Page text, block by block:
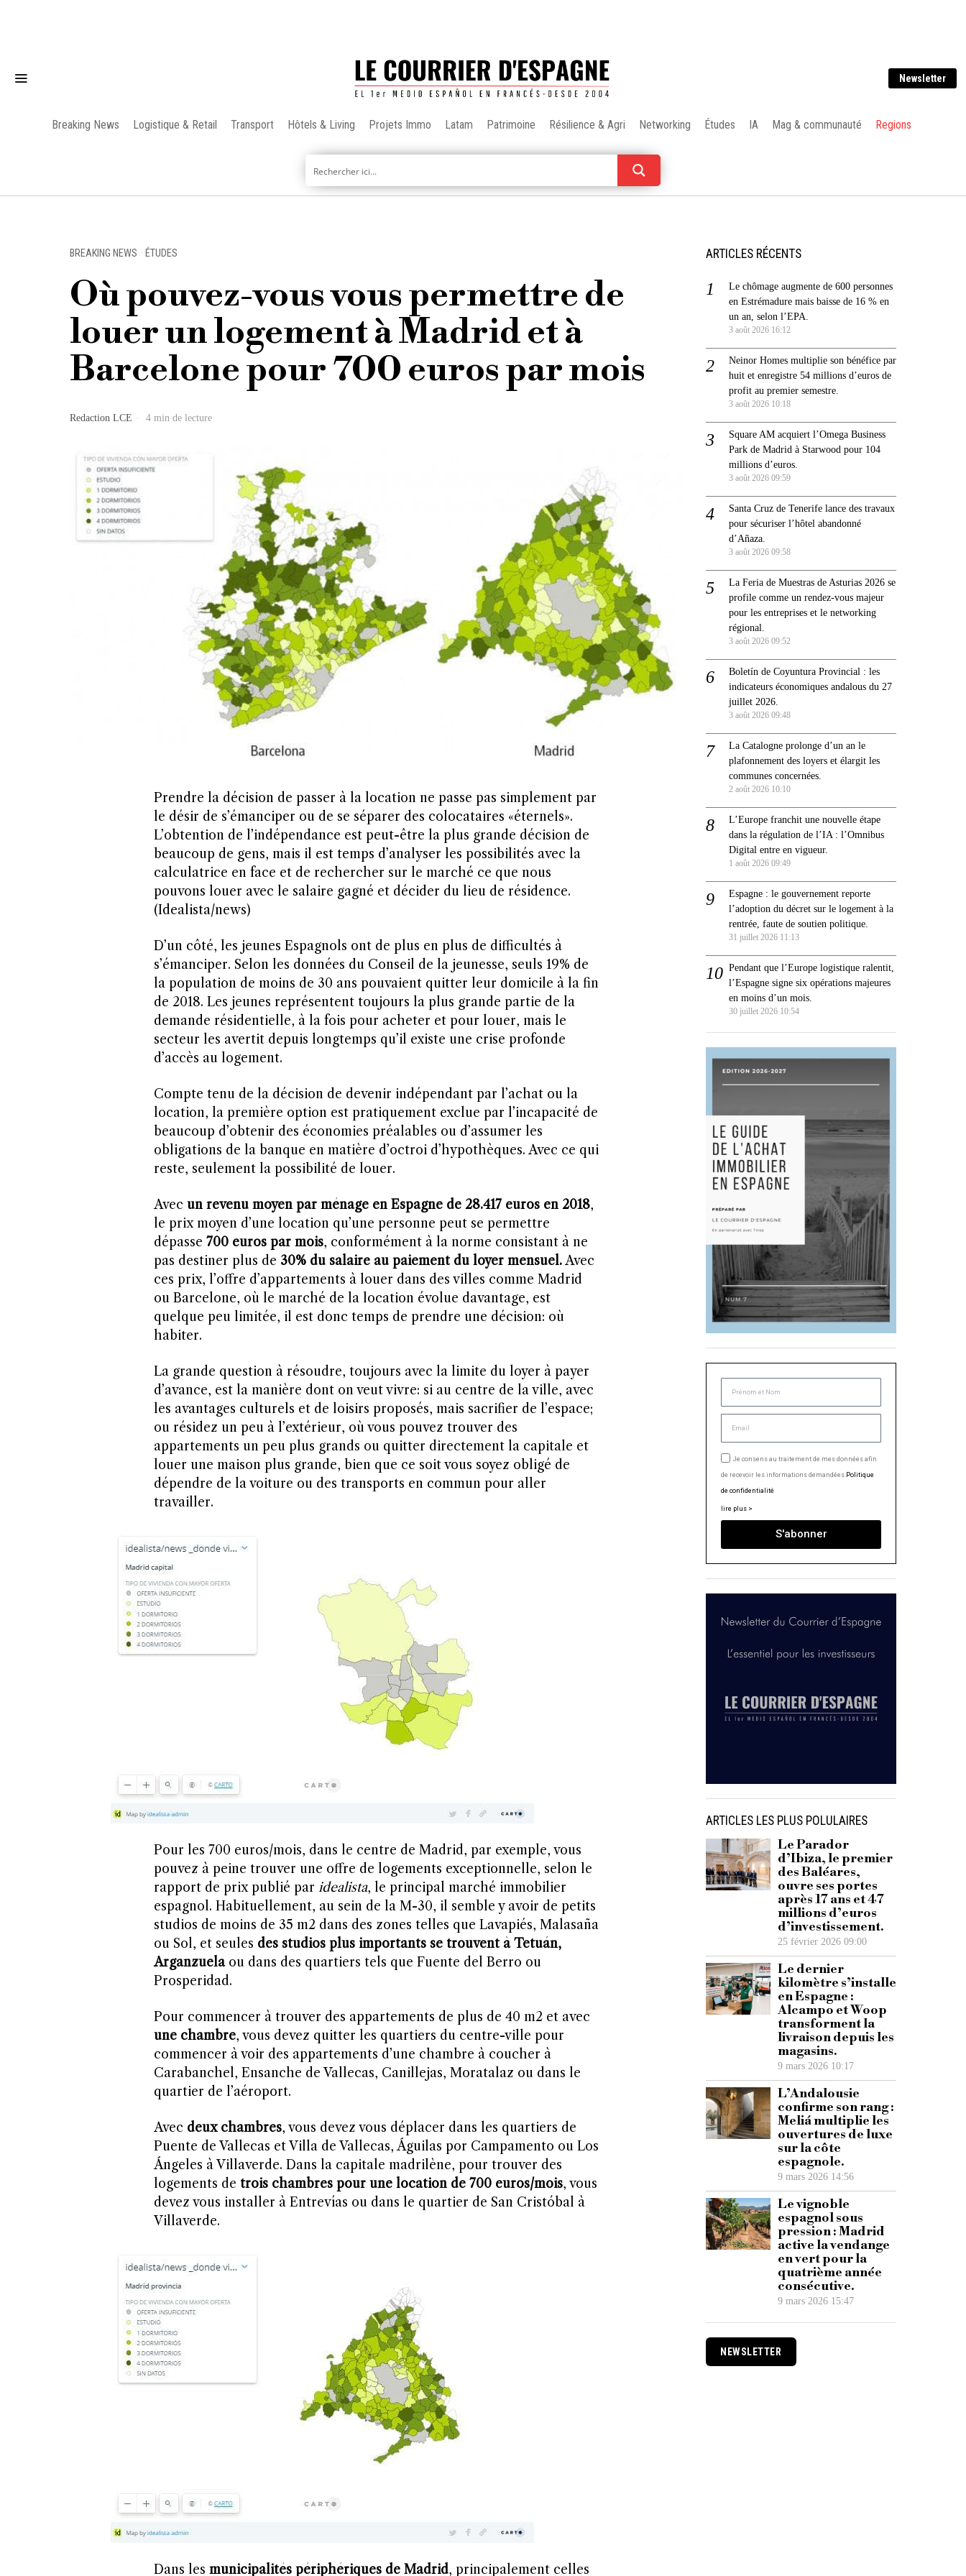
Newsletter
Breaking News Logistique & Retail Transport Hôtels & Living Projets Immo Latam Patrimoine Résilience & Agri Networking Études IA Mag & communauté Regions
BREAKING NEWS · ÉTUDES
Où pouvez-vous vous permettre de
louer un logement à Madrid et à
Barcelone pour 700 euros par mois
Redaction LCE 4 min de lecture
Prendre la décision de passer à la location ne passe pas simplement par
le désir de s’émanciper ou de se séparer des colocataires «éternels».
L’obtention de l’indépendance est peut-être la plus grande décision de
beaucoup de gens, mais il est temps d’analyser les possibilités avec la
calculatrice en face et de rechercher sur le marché ce que nous
pouvons louer avec le salaire gagné et décider du lieu de résidence.
(Idealista/news)
D’un côté, les jeunes Espagnols ont de plus en plus de difficultés à
s’émanciper. Selon les données du Conseil de la jeunesse, seuls 19% de
la population de moins de 30 ans pouvaient quitter leur domicile à la fin
de 2018. Les jeunes représentent toujours la plus grande partie de la
demande résidentielle, à la fois pour acheter et pour louer, mais le
secteur les avertit depuis longtemps qu’il existe une crise profonde
d’accès au logement.
Compte tenu de la décision de devenir indépendant par l’achat ou la
location, la première option est pratiquement exclue par l’incapacité de
beaucoup d’obtenir des économies préalables ou d’assumer les
obligations de la banque en matière d’octroi d’hypothèques. Avec ce qui
reste, seulement la possibilité de louer.
Avec un revenu moyen par ménage en Espagne de 28.417 euros en 2018,
le prix moyen d’une location qu’une personne peut se permettre
dépasse 700 euros par mois, conformément à la norme consistant à ne
pas destiner plus de 30% du salaire au paiement du loyer mensuel.Avec
ces prix, l’offre d’appartements à louer dans des villes comme Madrid
ou Barcelone, où le marché de la location évolue davantage, est
quelque peu limitée, il est donc temps de prendre une décision: où
habiter.
La grande question à résoudre, toujours avec la limite du loyer à payer
d’avance, est la manière dont on veut vivre: si au centre de la ville, avec
les avantages culturels et de loisirs proposés, mais sacrifier de l’espace;
ou résidez un peu à l’extérieur, où vous pouvez trouver des
appartements un peu plus grands ou quitter directement la capitale et
louer une maison plus grande, bien que ce soit vous soyez obligé de
dépendre de la voiture ou des transports en commun pour aller
travailler.
Pour les 700 euros/mois, dans le centre de Madrid, par exemple, vous
pouvez à peine trouver une offre de logements exceptionnelle, selon le
rapport de prix publié par idealista, le principal marché immobilier
espagnol. Habituellement, au sein de la M-30, il semble y avoir de petits
studios de moins de 35 m2 dans des zones telles que Lavapiés, Malasaña
ou Sol, et seules des studios plus importants se trouvent à Tetuán,
Arganzuelaou dans des quartiers tels que Fuente del Berro ou
Prosperidad.
Pour commencer à trouver des appartements de plus de 40 m2 et avec
une chambre, vous devez quitter les quartiers du centre-ville pour
commencer à voir des appartements d’une chambre à coucher à
Carabanchel, Ensanche de Vallecas, Canillejas, Moratalaz ou dans le
quartier de l’aéroport.
Avec deux chambres, vous devez vous déplacer dans les quartiers de
Puente de Vallecas et Villa de Vallecas, Águilas por Campamento ou Los
Ángeles à Villaverde. Dans la capitale madrilène, pour trouver des
logements de trois chambres pour une location de 700 euros/mois, vous
devez vous installer à Entrevías ou dans le quartier de San Cristóbal à
Villaverde.
Dans les municipalités périphériques de Madrid, principalement celles
ARTICLES RÉCENTS
Le chômage augmente de 600 personnes
en Estrémadure mais baisse de 16 % en
un an, selon l’EPA.
3 août 2026 16:12
Neinor Homes multiplie son bénéfice par
huit et enregistre 54 millions d’euros de
profit au premier semestre.
3 août 2026 10:18
Square AM acquiert l’Omega Business
Park de Madrid à Starwood pour 104
millions d’euros.
3 août 2026 09:59
Santa Cruz de Tenerife lance des travaux
pour sécuriser l’hôtel abandonné
d’Añaza.
3 août 2026 09:58
La Feria de Muestras de Asturias 2026 se
profile comme un rendez-vous majeur
pour les entreprises et le networking
régional.
3 août 2026 09:52
Boletín de Coyuntura Provincial : les
indicateurs économiques andalous du 27
juillet 2026.
3 août 2026 09:48
La Catalogne prolonge d’un an le
plafonnement des loyers et élargit les
communes concernées.
2 août 2026 10:10
L’Europe franchit une nouvelle étape
dans la régulation de l’IA : l’Omnibus
Digital entre en vigueur.
1 août 2026 09:49
Espagne : le gouvernement reporte
l’adoption du décret sur le logement à la
rentrée, faute de soutien politique.
31 juillet 2026 11:13
Pendant que l’Europe logistique ralentit,
l’Espagne signe six opérations majeures
en moins d’un mois.
30 juillet 2026 10:54
Je consens au traitement de mes données afin
de recevoir les informations demandées. Politique
de confidentialité
lire plus >
S'abonner
ARTICLES LES PLUS POLULAIRES
Le Parador
d’Ibiza, le premier
des Baléares,
ouvre ses portes
après 17 ans et 47
millions d’euros
d’investissement.
25 février 2026 09:00
Le dernier
kilomètre s’installe
en Espagne :
Alcampo et Woop
transforment la
livraison depuis les
magasins.
9 mars 2026 10:17
L’Andalousie
confirme son rang :
Meliá multiplie les
ouvertures de luxe
sur la côte
espagnole.
9 mars 2026 14:56
Le vignoble
espagnol sous
pression : Madrid
active la vendange
en vert pour la
quatrième année
consécutive.
9 mars 2026 15:47
NEWSLETTER